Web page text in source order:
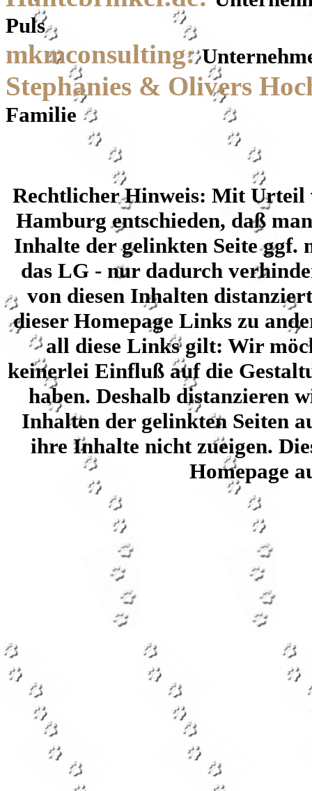
Puls
mkmconsulting:
Stephanies & Olivers
Familie
Rechtlicher Hinweis: Mit Urteil
Hamburg entschieden, daß
Inhalte der gelinkten Seite ggf.
das LG - nur dadurch
von diesen Inhalten
dieser Homepage Links zu
all diese Links gilt: Wir
keinerlei Einfluß auf die
haben. Deshalb distanzieren
Inhalten der gelinkten Seiten
ihre Inhalte nicht zueigen.
Homepage